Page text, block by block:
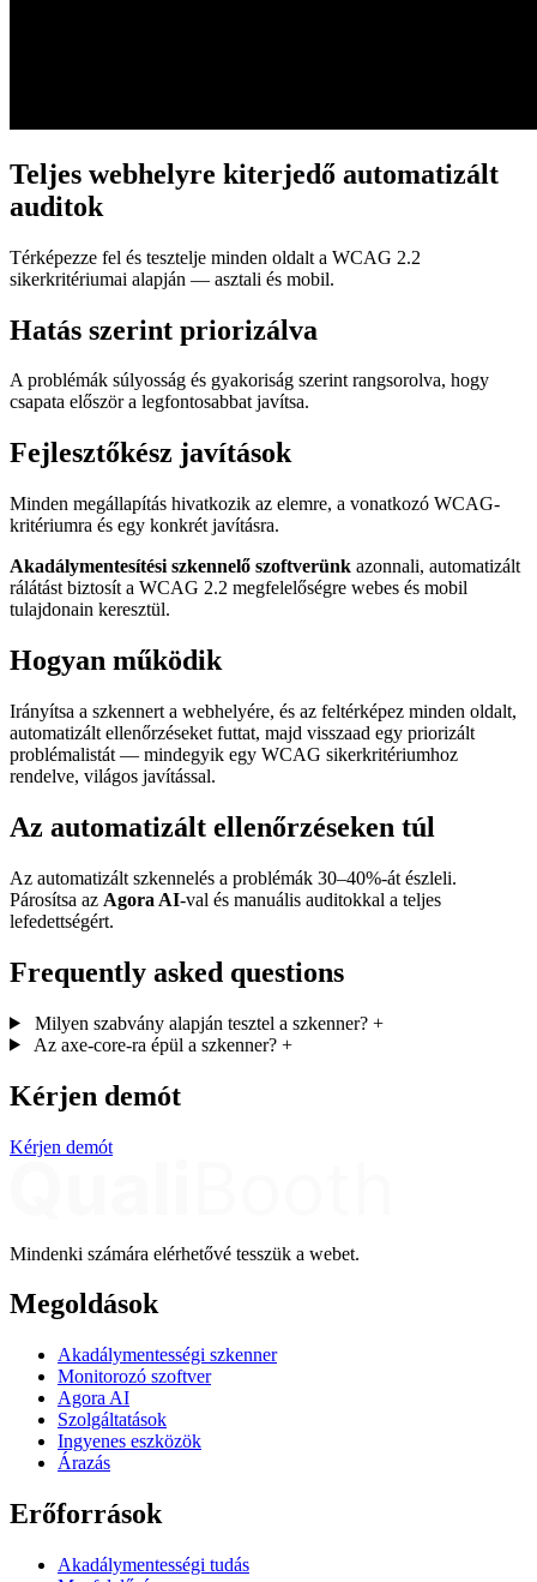
Teljes webhelyre kiterjedő automatizált
auditok
Térképezze fel és tesztelje minden oldalt a WCAG 2.2
sikerkritériumai alapján — asztali és mobil.
Hatás szerint priorizálva
A problémák súlyosság és gyakoriság szerint rangsorolva, hogy
csapata először a legfontosabbat javítsa.
Fejlesztőkész javítások
Minden megállapítás hivatkozik az elemre, a vonatkozó WCAG-
kritériumra és egy konkrét javításra.
Akadálymentesítési szkennelő szoftverünk azonnali, automatizált
rálátást biztosít a WCAG 2.2 megfelelőségre webes és mobil
tulajdonain keresztül.
Hogyan működik
Irányítsa a szkennert a webhelyére, és az feltérképez minden oldalt,
automatizált ellenőrzéseket futtat, majd visszaad egy priorizált
problémalistát — mindegyik egy WCAG sikerkritériumhoz
rendelve, világos javítással.
Az automatizált ellenőrzéseken túl
Az automatizált szkennelés a problémák 30–40%-át észleli.
Párosítsa az Agora AI-val és manuális auditokkal a teljes
lefedettségért.
Frequently asked questions
Milyen szabvány alapján tesztel a szkenner? +
Az axe-core-ra épül a szkenner? +
Kérjen demót
Kérjen demót
Mindenki számára elérhetővé tesszük a webet.
Megoldások
Akadálymentességi szkenner
Monitorozó szoftver
Agora AI
Szolgáltatások
Ingyenes eszközök
Árazás
Erőforrások
Akadálymentességi tudás